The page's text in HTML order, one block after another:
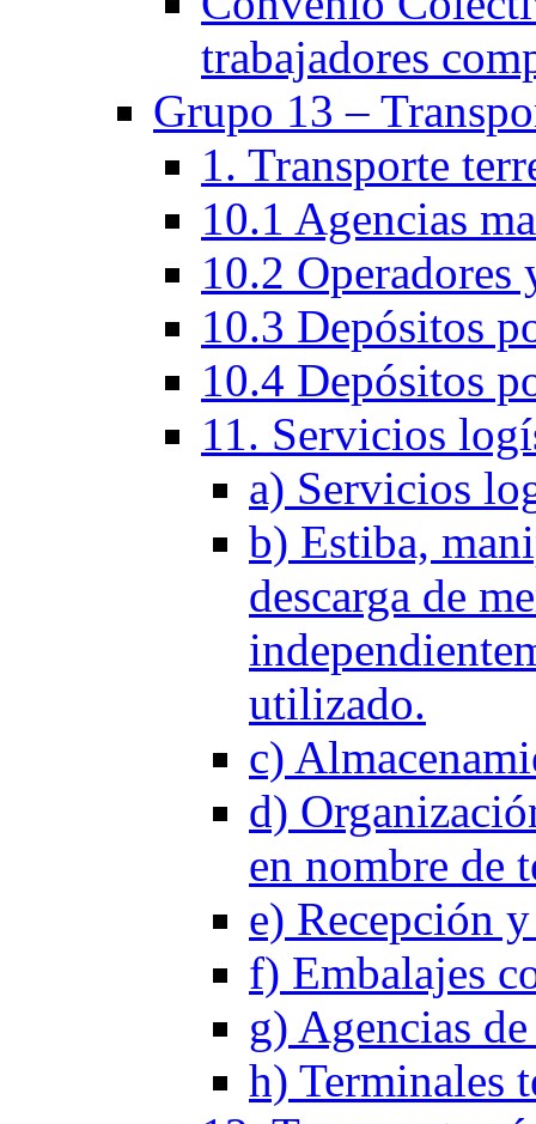
trabajadores
Grupo 13 –
1. Transporte
10.1 Agencias
10.2 Operadores
10.3 Depósitos
10.4 Depósitos
11. Servicios
a) Servicios
b) Estiba,
descarga de
utilizado.
c)
d)
en nombre de
e) Recepción
f) Embalajes
g) Agencias
h) Terminales